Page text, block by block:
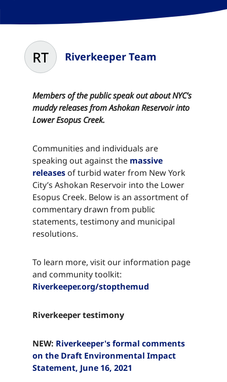
RT Riverkeeper Team
Members of the public speak out about NYC’s
muddy releases from Ashokan Reservoir into
Lower Esopus Creek.​​​​‌ ‍ ​‍​‍‌‍ ‌ ​‍‌‍‍‌‌‍‌ ‌‍‍‌‌‍ ‍​‍​‍​ ‍‍​‍​‍‌ ​ ‌‍​‌‌‍ ‍‌‍‍‌‌ ‌​‌ ‍‌​‍ ‍‌‍‍‌‌‍ ​‍​‍​‍ ​​‍​‍‌‍‍​‌ ​‍‌‍‌‌‌‍‌‍​‍​‍​ ‍‍​‍​‍‌‍‍​‌ ‌​‌ ‌​‌ ​​‌ ​ ​ ‍‍​‍ ​‍ ‌‍​ ‌‍ ‌‌ ​ ​‍ ‍‌‍ ‌‌‍​‌‌‍‍‌‌‍ ‍​‍ ‍​ ​‍​ ​​​ ​‍​ ‌​‌ ​‍‌‍‌‌‌‍‌​‌‍‌‌‌ ​ ‌‍‍‌‌‍‌ ‌‍ ‍​‍ ‍‌ ​‍‌‍‍‌‌ ‌‍‌‍‌‌‌ ​‍‌‍‍ ‌‍‌‌‌‍‌‌‌ ​​‌‍‌‌‌ ​‍​‍ ‍‌‍ ‌ ​‍‌‍‌ ​‍ ‌‍‍‌‌‍ ‍‌ ‌​‌‍‌‌‌‍ ‍‌ ‌​​‍ ‌‍‌‌‌‍‌​‌‍‍‌‌ ‌​​‍ ‌‍ ‌‌‍ ‌‍‌​‌‍‌‌​ ‌‌ ​​‌ ​‍‌‍‌‌‌ ​ ‌‍‌‌‌‍ ‍‌ ‌​‌‍​‌‌ ‌​‌‍‍‌‌‍ ‌‍ ‍​ ‍ ‌‍‍‌‌‍‌​​ ‌​ ‌ ​ ​‌​ ​‌​ ​‌​ ​ ‌‍​‌​ ​​​ ​ ​‍ ‌​ ​‌​ ‌​​ ‌‌‌‍​ ​‍ ‌​ ‌​‌‍​‍​ ‌‌​ ‌ ​‍ ‌‌‍​‍​ ​​​ ‌‍‌‍​ ​‍ ‌​ ​​​ ‌ ​ ‌‌​ ​​​ ‍‌​ ​ ​ ​‍‌‍‌‍​ ​​​ ‍‌​ ​‌‌‍​‌​ ‍ ‌ ‌​‌ ‍‌‌ ​​‌‍‌‌​ ‌‌‍​‌‌ ​‍‌ ‌​‌‍‍‌‌‍​ ‌‍ ​‌‍‌‌​ ‍ ‌ ​​‌‍​‌‌ ‌​‌‍‍​​ ‌‌‍​ ‌‍ ‌‍ ‍‌ ‌​‌‍‌‌‌‍ ‍‌ ‌​​‍‌‌​ ‌‌‌​​‍‌‌ ‌‍‍ ‌‍‌‌‌ ‍‌​‍‌‌​ ​ ‌​‌​​‍‌‌​ ​ ‌​‌​​‍‌‌​ ​‍​ ​‍‌‍‌‍​ ‌​‌‍​ ​ ‌‌‌‍​‍​ ‌ ‌‍‌​‌‍​ ​ ​‍​ ‌‍‌‍​ ‌‍‌​​‍‌‌​ ​‍​ ​‍​‍‌‌​ ‌‌‌​‌​​‍ ‍‌‍​ ‌‍‍​‌‍‍‌‌‍ ​‌‍‌​‌ ​‍‌‍‌‌‌‍ ‍​‍‌‌​ ‌‌‌​​‍‌‌ ‌‍‍ ‌‍‌‌‌ ‍‌​‍‌‌​ ​ ‌​‌​​‍‌‌​ ​ ‌​‌​​‍‌‌​ ​‍​ ​‍‌‍‌‍​ ‌​‌‍​ ​ ‌‌‌‍​‍​ ‌ ‌‍‌​‌‍​ ​ ​‍​ ‌‍‌‍​ ‌‍‌​​ ​​​‍‌‌​ ​‍​ ​‍​‍‌‌​ ‌‌‌​‌​​‍ ‍‌ ‌​‌‍‌‌‌ ‍​‌ ‌​​ ‌‍​‍‌‍​‌‌ ​ ‌‍‌‌‌‌‌‌‌ ​‍‌‍ ​​ ‌‌‍‍​‌ ‌​‌ ‌​‌ ​​‌ ​ ​‍‌‌​ ​ ‌​​‌​‍‌‌​ ​‍‌​‌‍​‍‌‌​ ​‍‌​‌‍‌‍​ ‌‍ ‌‌ ​ ​‍ ‍‌‍ ‌‌‍​‌‌‍‍‌‌‍ ‍​‍ ‍​ ​‍​ ​​​ ​‍​ ‌​‌ ​‍‌‍‌‌‌‍‌​‌‍‌‌‌ ​ ‌‍‍‌‌‍‌ ‌‍ ‍​‍ ‍‌ ​‍‌‍‍‌‌ ‌‍‌‍‌‌‌ ​‍‌‍‍ ‌‍‌‌‌‍‌‌‌ ​​‌‍‌‌‌ ​‍​‍ ‍‌‍ ‌ ​‍‌‍‌ ​‍‌‍‌‍‍‌‌‍‌​​ ‌​ ‌ ​ ​‌​ ​‌​ ​‌​ ​ ‌‍​‌​ ​​​ ​ ​‍ ‌​ ​‌​ ‌​​ ‌‌‌‍​ ​‍ ‌​ ‌​‌‍​‍​ ‌‌​ ‌ ​‍ ‌‌‍​‍​ ​​​ ‌‍‌‍​ ​‍ ‌​ ​​​ ‌ ​ ‌‌​ ​​​ ‍‌​ ​ ​ ​‍‌‍‌‍​ ​​​ ‍‌​ ​‌‌‍​‌​‍‌‍‌ ‌​‌ ‍‌‌ ​​‌‍‌‌​ ‌‌‍​‌‌ ​‍‌ ‌​‌‍‍‌‌‍​ ‌‍ ​‌‍‌‌​‍‌‍‌ ​​‌‍​‌‌ ‌​‌‍‍​​ ‌‌‍​ ‌‍ ‌‍ ‍‌ ‌​‌‍‌‌‌‍ ‍‌ ‌​​‍‌‌​ ‌‌‌​​‍‌‌ ‌‍‍ ‌‍‌‌‌ ‍‌​‍‌‌​ ​ ‌​‌​​‍‌‌​ ​ ‌​‌​​‍‌‌​ ​‍​ ​‍‌‍‌‍​ ‌​‌‍​ ​ ‌‌‌‍​‍​ ‌ ‌‍‌​‌‍​ ​ ​‍​ ‌‍‌‍​ ‌‍‌​​‍‌‌​ ​‍​ ​‍​‍‌‌​ ‌‌‌​‌​​‍ ‍‌‍​ ‌‍‍​‌‍‍‌‌‍ ​‌‍‌​‌ ​‍‌‍‌‌‌‍ ‍​‍‌‌​ ‌‌‌​​‍‌‌ ‌‍‍ ‌‍‌‌‌ ‍‌​‍‌‌​ ​ ‌​‌​​‍‌‌​ ​ ‌​‌​​‍‌‌​ ​‍​ ​‍‌‍‌‍​ ‌​‌‍​ ​ ‌‌‌‍​‍​ ‌ ‌‍‌​‌‍​ ​ ​‍​ ‌‍‌‍​ ‌‍‌​​ ​​​‍‌‌​ ​‍​ ​‍​‍‌‌​ ‌‌‌​‌​​‍ ‍‌ ‌​‌‍‌‌‌ ‍​‌ ‌​​‍‌‍‌ ​​‌‍‌‌‌ ​‍‌ ​ ‌ ​​‌‍‌‌‌‍​ ‌ ‌​‌‍‍‌‌ ‌‍‌‍‌‌​ ‌‌ ​​‌ ‌‌‌‍​‍‌‍ ​‌‍‍‌‌ ​ ‌‍‍​‌‍‌‌‌‍‌​​‍​‍‌ ‌
Communities and individuals are
speaking out against the ​​​​‌ ‍ ​‍​‍‌‍ ‌ ​‍‌‍‍‌‌‍‌ ‌‍‍‌‌‍ ‍​‍​‍​ ‍‍​‍​‍‌ ​ ‌‍​‌‌‍ ‍‌‍‍‌‌ ‌​‌ ‍‌​‍ ‍‌‍‍‌‌‍ ​‍​‍​‍ ​​‍​‍‌‍‍​‌ ​‍‌‍‌‌‌‍‌‍​‍​‍​ ‍‍​‍​‍‌‍‍​‌ ‌​‌ ‌​‌ ​​‌ ​ ​ ‍‍​‍ ​‍ ‌‍​ ‌‍ ‌‌ ​ ​‍ ‍‌‍ ‌‌‍​‌‌‍‍‌‌‍ ‍​‍ ‍​ ​‍​ ​​​ ​‍​ ‌​‌ ​‍‌‍‌‌‌‍‌​‌‍‌‌‌ ​ ‌‍‍‌‌‍‌ ‌‍ ‍​‍ ‍‌ ​‍‌‍‍‌‌ ‌‍‌‍‌‌‌ ​‍‌‍‍ ‌‍‌‌‌‍‌‌‌ ​​‌‍‌‌‌ ​‍​‍ ‍‌‍ ‌ ​‍‌‍‌ ​‍ ‌‍‍‌‌‍ ‍‌ ‌​‌‍‌‌‌‍ ‍‌ ‌​​‍ ‌‍‌‌‌‍‌​‌‍‍‌‌ ‌​​‍ ‌‍ ‌‌‍ ‌‍‌​‌‍‌‌​ ‌‌ ​​‌ ​‍‌‍‌‌‌ ​ ‌‍‌‌‌‍ ‍‌ ‌​‌‍​‌‌ ‌​‌‍‍‌‌‍ ‌‍ ‍​ ‍ ‌‍‍‌‌‍‌​​ ‌​ ‌ ​ ​‌​ ​‌​ ​‌​ ​ ‌‍​‌​ ​​​ ​ ​‍ ‌​ ​‌​ ‌​​ ‌‌‌‍​ ​‍ ‌​ ‌​‌‍​‍​ ‌‌​ ‌ ​‍ ‌‌‍​‍​ ​​​ ‌‍‌‍​ ​‍ ‌​ ​​​ ‌ ​ ‌‌​ ​​​ ‍‌​ ​ ​ ​‍‌‍‌‍​ ​​​ ‍‌​ ​‌‌‍​‌​ ‍ ‌ ‌​‌ ‍‌‌ ​​‌‍‌‌​ ‌‌‍​‌‌ ​‍‌ ‌​‌‍‍‌‌‍​ ‌‍ ​‌‍‌‌​ ‍ ‌ ​​‌‍​‌‌ ‌​‌‍‍​​ ‌‌‍​ ‌‍ ‌‍ ‍‌ ‌​‌‍‌‌‌‍ ‍‌ ‌​​‍‌‌​ ‌‌‌​​‍‌‌ ‌‍‍ ‌‍‌‌‌ ‍‌​‍‌‌​ ​ ‌​‌​​‍‌‌​ ​ ‌​‌​​‍‌‌​ ​‍​ ​‍​ ​​​ ‌ ​ ‌‌​ ​ ‌‍‌‍​ ​​‌‍​‌​ ​​​ ‌​​ ‌‌‌‍‌‍​ ​‌​‍‌‌​ ​‍​ ​‍​‍‌‌​ ‌‌‌​‌​​‍ ‍‌‍​ ‌‍‍​‌‍‍‌‌‍ ​‌‍‌​‌ ​‍‌‍‌‌‌‍ ‍​‍‌‌​ ‌‌‌​​‍‌‌ ‌‍‍ ‌‍‌‌‌ ‍‌​‍‌‌​ ​ ‌​‌​​‍‌‌​ ​ ‌​‌​​‍‌‌​ ​‍​ ​‍​ ​​​ ‌ ​ ‌‌​ ​ ‌‍‌‍​ ​​‌‍​‌​ ​​​ ‌​​ ‌‌‌‍‌‍​ ​‌​ ​​​‍‌‌​ ​‍​ ​‍​‍‌‌​ ‌‌‌​‌​​‍ ‍‌ ‌​‌‍‌‌‌ ‍​‌ ‌​​ ‌‍​‍‌‍​‌‌ ​ ‌‍‌‌‌‌‌‌‌ ​‍‌‍ ​​ ‌‌‍‍​‌ ‌​‌ ‌​‌ ​​‌ ​ ​‍‌‌​ ​ ‌​​‌​‍‌‌​ ​‍‌​‌‍​‍‌‌​ ​‍‌​‌‍‌‍​ ‌‍ ‌‌ ​ ​‍ ‍‌‍ ‌‌‍​‌‌‍‍‌‌‍ ‍​‍ ‍​ ​‍​ ​​​ ​‍​ ‌​‌ ​‍‌‍‌‌‌‍‌​‌‍‌‌‌ ​ ‌‍‍‌‌‍‌ ‌‍ ‍​‍ ‍‌ ​‍‌‍‍‌‌ ‌‍‌‍‌‌‌ ​‍‌‍‍ ‌‍‌‌‌‍‌‌‌ ​​‌‍‌‌‌ ​‍​‍ ‍‌‍ ‌ ​‍‌‍‌ ​‍‌‍‌‍‍‌‌‍‌​​ ‌​ ‌ ​ ​‌​ ​‌​ ​‌​ ​ ‌‍​‌​ ​​​ ​ ​‍ ‌​ ​‌​ ‌​​ ‌‌‌‍​ ​‍ ‌​ ‌​‌‍​‍​ ‌‌​ ‌ ​‍ ‌‌‍​‍​ ​​​ ‌‍‌‍​ ​‍ ‌​ ​​​ ‌ ​ ‌‌​ ​​​ ‍‌​ ​ ​ ​‍‌‍‌‍​ ​​​ ‍‌​ ​‌‌‍​‌​‍‌‍‌ ‌​‌ ‍‌‌ ​​‌‍‌‌​ ‌‌‍​‌‌ ​‍‌ ‌​‌‍‍‌‌‍​ ‌‍ ​‌‍‌‌​‍‌‍‌ ​​‌‍​‌‌ ‌​‌‍‍​​ ‌‌‍​ ‌‍ ‌‍ ‍‌ ‌​‌‍‌‌‌‍ ‍‌ ‌​​‍‌‌​ ‌‌‌​​‍‌‌ ‌‍‍ ‌‍‌‌‌ ‍‌​‍‌‌​ ​ ‌​‌​​‍‌‌​ ​ ‌​‌​​‍‌‌​ ​‍​ ​‍​ ​​​ ‌ ​ ‌‌​ ​ ‌‍‌‍​ ​​‌‍​‌​ ​​​ ‌​​ ‌‌‌‍‌‍​ ​‌​‍‌‌​ ​‍​ ​‍​‍‌‌​ ‌‌‌​‌​​‍ ‍‌‍​ ‌‍‍​‌‍‍‌‌‍ ​‌‍‌​‌ ​‍‌‍‌‌‌‍ ‍​‍‌‌​ ‌‌‌​​‍‌‌ ‌‍‍ ‌‍‌‌‌ ‍‌​‍‌‌​ ​ ‌​‌​​‍‌‌​ ​ ‌​‌​​‍‌‌​ ​‍​ ​‍​ ​​​ ‌ ​ ‌‌​ ​ ‌‍‌‍​ ​​‌‍​‌​ ​​​ ‌​​ ‌‌‌‍‌‍​ ​‌​ ​​​‍‌‌​ ​‍​ ​‍​‍‌‌​ ‌‌‌​‌​​‍ ‍‌ ‌​‌‍‌‌‌ ‍​‌ ‌​​‍‌‍‌ ​​‌‍‌‌‌ ​‍‌ ​ ‌ ​​‌‍‌‌‌‍​ ‌ ‌​‌‍‍‌‌ ‌‍‌‍‌‌​ ‌‌ ​​‌ ‌‌‌‍​‍‌‍ ​‌‍‍‌‌ ​ ‌‍‍​‌‍‌‌‌‍‌​​‍​‍‌ ‌ massive
releases​​​​‌ ‍ ​‍​‍‌‍ ‌ ​‍‌‍‍‌‌‍‌ ‌‍‍‌‌‍ ‍​‍​‍​ ‍‍​‍​‍‌ ​ ‌‍​‌‌‍ ‍‌‍‍‌‌ ‌​‌ ‍‌​‍ ‍‌‍‍‌‌‍ ​‍​‍​‍ ​​‍​‍‌‍‍​‌ ​‍‌‍‌‌‌‍‌‍​‍​‍​ ‍‍​‍​‍‌‍‍​‌ ‌​‌ ‌​‌ ​​‌ ​ ​ ‍‍​‍ ​‍ ‌‍​ ‌‍ ‌‌ ​ ​‍ ‍‌‍ ‌‌‍​‌‌‍‍‌‌‍ ‍​‍ ‍​ ​‍​ ​​​ ​‍​ ‌​‌ ​‍‌‍‌‌‌‍‌​‌‍‌‌‌ ​ ‌‍‍‌‌‍‌ ‌‍ ‍​‍ ‍‌ ​‍‌‍‍‌‌ ‌‍‌‍‌‌‌ ​‍‌‍‍ ‌‍‌‌‌‍‌‌‌ ​​‌‍‌‌‌ ​‍​‍ ‍‌‍ ‌ ​‍‌‍‌ ​‍ ‌‍‍‌‌‍ ‍‌ ‌​‌‍‌‌‌‍ ‍‌ ‌​​‍ ‌‍‌‌‌‍‌​‌‍‍‌‌ ‌​​‍ ‌‍ ‌‌‍ ‌‍‌​‌‍‌‌​ ‌‌ ​​‌ ​‍‌‍‌‌‌ ​ ‌‍‌‌‌‍ ‍‌ ‌​‌‍​‌‌ ‌​‌‍‍‌‌‍ ‌‍ ‍​ ‍ ‌‍‍‌‌‍‌​​ ‌​ ‌ ​ ​‌​ ​‌​ ​‌​ ​ ‌‍​‌​ ​​​ ​ ​‍ ‌​ ​‌​ ‌​​ ‌‌‌‍​ ​‍ ‌​ ‌​‌‍​‍​ ‌‌​ ‌ ​‍ ‌‌‍​‍​ ​​​ ‌‍‌‍​ ​‍ ‌​ ​​​ ‌ ​ ‌‌​ ​​​ ‍‌​ ​ ​ ​‍‌‍‌‍​ ​​​ ‍‌​ ​‌‌‍​‌​ ‍ ‌ ‌​‌ ‍‌‌ ​​‌‍‌‌​ ‌‌‍​‌‌ ​‍‌ ‌​‌‍‍‌‌‍​ ‌‍ ​‌‍‌‌​ ‍ ‌ ​​‌‍​‌‌ ‌​‌‍‍​​ ‌‌‍​ ‌‍ ‌‍ ‍‌ ‌​‌‍‌‌‌‍ ‍‌ ‌​​‍‌‌​ ‌‌‌​​‍‌‌ ‌‍‍ ‌‍‌‌‌ ‍‌​‍‌‌​ ​ ‌​‌​​‍‌‌​ ​ ‌​‌​​‍‌‌​ ​‍​ ​‍​ ​​​ ‌ ​ ‌‌​ ​ ‌‍‌‍​ ​​‌‍​‌​ ​​​ ‌​​ ‌‌‌‍‌‍​ ​‌​‍‌‌​ ​‍​ ​‍​‍‌‌​ ‌‌‌​‌​​‍ ‍‌‍​ ‌‍‍​‌‍‍‌‌‍ ​‌‍‌​‌ ​‍‌‍‌‌‌‍ ‍​‍‌‌​ ‌‌‌​​‍‌‌ ‌‍‍ ‌‍‌‌‌ ‍‌​‍‌‌​ ​ ‌​‌​​‍‌‌​ ​ ‌​‌​​‍‌‌​ ​‍​ ​‍​ ​​​ ‌ ​ ‌‌​ ​ ‌‍‌‍​ ​​‌‍​‌​ ​​​ ‌​​ ‌‌‌‍‌‍​ ​‌​ ​‌​‍‌‌​ ​‍​ ​‍​‍‌‌​ ‌‌‌​‌​​‍ ‍‌ ‌​‌‍‌‌‌ ‍​‌ ‌​​ ‌‍​‍‌‍​‌‌ ​ ‌‍‌‌‌‌‌‌‌ ​‍‌‍ ​​ ‌‌‍‍​‌ ‌​‌ ‌​‌ ​​‌ ​ ​‍‌‌​ ​ ‌​​‌​‍‌‌​ ​‍‌​‌‍​‍‌‌​ ​‍‌​‌‍‌‍​ ‌‍ ‌‌ ​ ​‍ ‍‌‍ ‌‌‍​‌‌‍‍‌‌‍ ‍​‍ ‍​ ​‍​ ​​​ ​‍​ ‌​‌ ​‍‌‍‌‌‌‍‌​‌‍‌‌‌ ​ ‌‍‍‌‌‍‌ ‌‍ ‍​‍ ‍‌ ​‍‌‍‍‌‌ ‌‍‌‍‌‌‌ ​‍‌‍‍ ‌‍‌‌‌‍‌‌‌ ​​‌‍‌‌‌ ​‍​‍ ‍‌‍ ‌ ​‍‌‍‌ ​‍‌‍‌‍‍‌‌‍‌​​ ‌​ ‌ ​ ​‌​ ​‌​ ​‌​ ​ ‌‍​‌​ ​​​ ​ ​‍ ‌​ ​‌​ ‌​​ ‌‌‌‍​ ​‍ ‌​ ‌​‌‍​‍​ ‌‌​ ‌ ​‍ ‌‌‍​‍​ ​​​ ‌‍‌‍​ ​‍ ‌​ ​​​ ‌ ​ ‌‌​ ​​​ ‍‌​ ​ ​ ​‍‌‍‌‍​ ​​​ ‍‌​ ​‌‌‍​‌​‍‌‍‌ ‌​‌ ‍‌‌ ​​‌‍‌‌​ ‌‌‍​‌‌ ​‍‌ ‌​‌‍‍‌‌‍​ ‌‍ ​‌‍‌‌​‍‌‍‌ ​​‌‍​‌‌ ‌​‌‍‍​​ ‌‌‍​ ‌‍ ‌‍ ‍‌ ‌​‌‍‌‌‌‍ ‍‌ ‌​​‍‌‌​ ‌‌‌​​‍‌‌ ‌‍‍ ‌‍‌‌‌ ‍‌​‍‌‌​ ​ ‌​‌​​‍‌‌​ ​ ‌​‌​​‍‌‌​ ​‍​ ​‍​ ​​​ ‌ ​ ‌‌​ ​ ‌‍‌‍​ ​​‌‍​‌​ ​​​ ‌​​ ‌‌‌‍‌‍​ ​‌​‍‌‌​ ​‍​ ​‍​‍‌‌​ ‌‌‌​‌​​‍ ‍‌‍​ ‌‍‍​‌‍‍‌‌‍ ​‌‍‌​‌ ​‍‌‍‌‌‌‍ ‍​‍‌‌​ ‌‌‌​​‍‌‌ ‌‍‍ ‌‍‌‌‌ ‍‌​‍‌‌​ ​ ‌​‌​​‍‌‌​ ​ ‌​‌​​‍‌‌​ ​‍​ ​‍​ ​​​ ‌ ​ ‌‌​ ​ ‌‍‌‍​ ​​‌‍​‌​ ​​​ ‌​​ ‌‌‌‍‌‍​ ​‌​ ​‌​‍‌‌​ ​‍​ ​‍​‍‌‌​ ‌‌‌​‌​​‍ ‍‌ ‌​‌‍‌‌‌ ‍​‌ ‌​​‍‌‍‌ ​​‌‍‌‌‌ ​‍‌ ​ ‌ ​​‌‍‌‌‌‍​ ‌ ‌​‌‍‍‌‌ ‌‍‌‍‌‌​ ‌‌ ​​‌ ‌‌‌‍​‍‌‍ ​‌‍‍‌‌ ​ ‌‍‍​‌‍‌‌‌‍‌​​‍​‍‌ ‌ of turbid water from New York
City’s Ashokan Reservoir into the Lower
Esopus Creek. Below is an assortment of
commentary drawn from public
statements, testimony and municipal
resolutions.​​​​‌ ‍ ​‍​‍‌‍ ‌ ​‍‌‍‍‌‌‍‌ ‌‍‍‌‌‍ ‍​‍​‍​ ‍‍​‍​‍‌ ​ ‌‍​‌‌‍ ‍‌‍‍‌‌ ‌​‌ ‍‌​‍ ‍‌‍‍‌‌‍ ​‍​‍​‍ ​​‍​‍‌‍‍​‌ ​‍‌‍‌‌‌‍‌‍​‍​‍​ ‍‍​‍​‍‌‍‍​‌ ‌​‌ ‌​‌ ​​‌ ​ ​ ‍‍​‍ ​‍ ‌‍​ ‌‍ ‌‌ ​ ​‍ ‍‌‍ ‌‌‍​‌‌‍‍‌‌‍ ‍​‍ ‍​ ​‍​ ​​​ ​‍​ ‌​‌ ​‍‌‍‌‌‌‍‌​‌‍‌‌‌ ​ ‌‍‍‌‌‍‌ ‌‍ ‍​‍ ‍‌ ​‍‌‍‍‌‌ ‌‍‌‍‌‌‌ ​‍‌‍‍ ‌‍‌‌‌‍‌‌‌ ​​‌‍‌‌‌ ​‍​‍ ‍‌‍ ‌ ​‍‌‍‌ ​‍ ‌‍‍‌‌‍ ‍‌ ‌​‌‍‌‌‌‍ ‍‌ ‌​​‍ ‌‍‌‌‌‍‌​‌‍‍‌‌ ‌​​‍ ‌‍ ‌‌‍ ‌‍‌​‌‍‌‌​ ‌‌ ​​‌ ​‍‌‍‌‌‌ ​ ‌‍‌‌‌‍ ‍‌ ‌​‌‍​‌‌ ‌​‌‍‍‌‌‍ ‌‍ ‍​ ‍ ‌‍‍‌‌‍‌​​ ‌​ ‌ ​ ​‌​ ​‌​ ​‌​ ​ ‌‍​‌​ ​​​ ​ ​‍ ‌​ ​‌​ ‌​​ ‌‌‌‍​ ​‍ ‌​ ‌​‌‍​‍​ ‌‌​ ‌ ​‍ ‌‌‍​‍​ ​​​ ‌‍‌‍​ ​‍ ‌​ ​​​ ‌ ​ ‌‌​ ​​​ ‍‌​ ​ ​ ​‍‌‍‌‍​ ​​​ ‍‌​ ​‌‌‍​‌​ ‍ ‌ ‌​‌ ‍‌‌ ​​‌‍‌‌​ ‌‌‍​‌‌ ​‍‌ ‌​‌‍‍‌‌‍​ ‌‍ ​‌‍‌‌​ ‍ ‌ ​​‌‍​‌‌ ‌​‌‍‍​​ ‌‌‍​ ‌‍ ‌‍ ‍‌ ‌​‌‍‌‌‌‍ ‍‌ ‌​​‍‌‌​ ‌‌‌​​‍‌‌ ‌‍‍ ‌‍‌‌‌ ‍‌​‍‌‌​ ​ ‌​‌​​‍‌‌​ ​ ‌​‌​​‍‌‌​ ​‍​ ​‍​ ​​​ ‌ ​ ‌‌​ ​ ‌‍‌‍​ ​​‌‍​‌​ ​​​ ‌​​ ‌‌‌‍‌‍​ ​‌​‍‌‌​ ​‍​ ​‍​‍‌‌​ ‌‌‌​‌​​‍ ‍‌‍​ ‌‍‍​‌‍‍‌‌‍ ​‌‍‌​‌ ​‍‌‍‌‌‌‍ ‍​‍‌‌​ ‌‌‌​​‍‌‌ ‌‍‍ ‌‍‌‌‌ ‍‌​‍‌‌​ ​ ‌​‌​​‍‌‌​ ​ ‌​‌​​‍‌‌​ ​‍​ ​‍​ ​​​ ‌ ​ ‌‌​ ​ ‌‍‌‍​ ​​‌‍​‌​ ​​​ ‌​​ ‌‌‌‍‌‍​ ​‌​ ​‍​‍‌‌​ ​‍​ ​‍​‍‌‌​ ‌‌‌​‌​​‍ ‍‌ ‌​‌‍‌‌‌ ‍​‌ ‌​​ ‌‍​‍‌‍​‌‌ ​ ‌‍‌‌‌‌‌‌‌ ​‍‌‍ ​​ ‌‌‍‍​‌ ‌​‌ ‌​‌ ​​‌ ​ ​‍‌‌​ ​ ‌​​‌​‍‌‌​ ​‍‌​‌‍​‍‌‌​ ​‍‌​‌‍‌‍​ ‌‍ ‌‌ ​ ​‍ ‍‌‍ ‌‌‍​‌‌‍‍‌‌‍ ‍​‍ ‍​ ​‍​ ​​​ ​‍​ ‌​‌ ​‍‌‍‌‌‌‍‌​‌‍‌‌‌ ​ ‌‍‍‌‌‍‌ ‌‍ ‍​‍ ‍‌ ​‍‌‍‍‌‌ ‌‍‌‍‌‌‌ ​‍‌‍‍ ‌‍‌‌‌‍‌‌‌ ​​‌‍‌‌‌ ​‍​‍ ‍‌‍ ‌ ​‍‌‍‌ ​‍‌‍‌‍‍‌‌‍‌​​ ‌​ ‌ ​ ​‌​ ​‌​ ​‌​ ​ ‌‍​‌​ ​​​ ​ ​‍ ‌​ ​‌​ ‌​​ ‌‌‌‍​ ​‍ ‌​ ‌​‌‍​‍​ ‌‌​ ‌ ​‍ ‌‌‍​‍​ ​​​ ‌‍‌‍​ ​‍ ‌​ ​​​ ‌ ​ ‌‌​ ​​​ ‍‌​ ​ ​ ​‍‌‍‌‍​ ​​​ ‍‌​ ​‌‌‍​‌​‍‌‍‌ ‌​‌ ‍‌‌ ​​‌‍‌‌​ ‌‌‍​‌‌ ​‍‌ ‌​‌‍‍‌‌‍​ ‌‍ ​‌‍‌‌​‍‌‍‌ ​​‌‍​‌‌ ‌​‌‍‍​​ ‌‌‍​ ‌‍ ‌‍ ‍‌ ‌​‌‍‌‌‌‍ ‍‌ ‌​​‍‌‌​ ‌‌‌​​‍‌‌ ‌‍‍ ‌‍‌‌‌ ‍‌​‍‌‌​ ​ ‌​‌​​‍‌‌​ ​ ‌​‌​​‍‌‌​ ​‍​ ​‍​ ​​​ ‌ ​ ‌‌​ ​ ‌‍‌‍​ ​​‌‍​‌​ ​​​ ‌​​ ‌‌‌‍‌‍​ ​‌​‍‌‌​ ​‍​ ​‍​‍‌‌​ ‌‌‌​‌​​‍ ‍‌‍​ ‌‍‍​‌‍‍‌‌‍ ​‌‍‌​‌ ​‍‌‍‌‌‌‍ ‍​‍‌‌​ ‌‌‌​​‍‌‌ ‌‍‍ ‌‍‌‌‌ ‍‌​‍‌‌​ ​ ‌​‌​​‍‌‌​ ​ ‌​‌​​‍‌‌​ ​‍​ ​‍​ ​​​ ‌ ​ ‌‌​ ​ ‌‍‌‍​ ​​‌‍​‌​ ​​​ ‌​​ ‌‌‌‍‌‍​ ​‌​ ​‍​‍‌‌​ ​‍​ ​‍​‍‌‌​ ‌‌‌​‌​​‍ ‍‌ ‌​‌‍‌‌‌ ‍​‌ ‌​​‍‌‍‌ ​​‌‍‌‌‌ ​‍‌ ​ ‌ ​​‌‍‌‌‌‍​ ‌ ‌​‌‍‍‌‌ ‌‍‌‍‌‌​ ‌‌ ​​‌ ‌‌‌‍​‍‌‍ ​‌‍‍‌‌ ​ ‌‍‍​‌‍‌‌‌‍‌​​‍​‍‌ ‌
To learn more, visit our information page
and community toolkit:
Riverkeeper.org/stopthemud​​​​‌ ‍ ​‍​‍‌‍ ‌ ​‍‌‍‍‌‌‍‌ ‌‍‍‌‌‍ ‍​‍​‍​ ‍‍​‍​‍‌ ​ ‌‍​‌‌‍ ‍‌‍‍‌‌ ‌​‌ ‍‌​‍ ‍‌‍‍‌‌‍ ​‍​‍​‍ ​​‍​‍‌‍‍​‌ ​‍‌‍‌‌‌‍‌‍​‍​‍​ ‍‍​‍​‍‌‍‍​‌ ‌​‌ ‌​‌ ​​‌ ​ ​ ‍‍​‍ ​‍ ‌‍​ ‌‍ ‌‌ ​ ​‍ ‍‌‍ ‌‌‍​‌‌‍‍‌‌‍ ‍​‍ ‍​ ​‍​ ​​​ ​‍​ ‌​‌ ​‍‌‍‌‌‌‍‌​‌‍‌‌‌ ​ ‌‍‍‌‌‍‌ ‌‍ ‍​‍ ‍‌ ​‍‌‍‍‌‌ ‌‍‌‍‌‌‌ ​‍‌‍‍ ‌‍‌‌‌‍‌‌‌ ​​‌‍‌‌‌ ​‍​‍ ‍‌‍ ‌ ​‍‌‍‌ ​‍ ‌‍‍‌‌‍ ‍‌ ‌​‌‍‌‌‌‍ ‍‌ ‌​​‍ ‌‍‌‌‌‍‌​‌‍‍‌‌ ‌​​‍ ‌‍ ‌‌‍ ‌‍‌​‌‍‌‌​ ‌‌ ​​‌ ​‍‌‍‌‌‌ ​ ‌‍‌‌‌‍ ‍‌ ‌​‌‍​‌‌ ‌​‌‍‍‌‌‍ ‌‍ ‍​ ‍ ‌‍‍‌‌‍‌​​ ‌​ ‌ ​ ​‌​ ​‌​ ​‌​ ​ ‌‍​‌​ ​​​ ​ ​‍ ‌​ ​‌​ ‌​​ ‌‌‌‍​ ​‍ ‌​ ‌​‌‍​‍​ ‌‌​ ‌ ​‍ ‌‌‍​‍​ ​​​ ‌‍‌‍​ ​‍ ‌​ ​​​ ‌ ​ ‌‌​ ​​​ ‍‌​ ​ ​ ​‍‌‍‌‍​ ​​​ ‍‌​ ​‌‌‍​‌​ ‍ ‌ ‌​‌ ‍‌‌ ​​‌‍‌‌​ ‌‌‍​‌‌ ​‍‌ ‌​‌‍‍‌‌‍​ ‌‍ ​‌‍‌‌​ ‍ ‌ ​​‌‍​‌‌ ‌​‌‍‍​​ ‌‌‍​ ‌‍ ‌‍ ‍‌ ‌​‌‍‌‌‌‍ ‍‌ ‌​​‍‌‌​ ‌‌‌​​‍‌‌ ‌‍‍ ‌‍‌‌‌ ‍‌​‍‌‌​ ​ ‌​‌​​‍‌‌​ ​ ‌​‌​​‍‌‌​ ​‍​ ​‍​ ​​​ ​​​ ​ ​ ​‌​ ​ ​ ‍‌​ ‌‍​ ‌‌‌‍​‍‌‍​‌​ ‍​‌‍‌‍​‍‌‌​ ​‍​ ​‍​‍‌‌​ ‌‌‌​‌​​‍ ‍‌‍​ ‌‍‍​‌‍‍‌‌‍ ​‌‍‌​‌ ​‍‌‍‌‌‌‍ ‍​‍‌‌​ ‌‌‌​​‍‌‌ ‌‍‍ ‌‍‌‌‌ ‍‌​‍‌‌​ ​ ‌​‌​​‍‌‌​ ​ ‌​‌​​‍‌‌​ ​‍​ ​‍​ ​​​ ​​​ ​ ​ ​‌​ ​ ​ ‍‌​ ‌‍​ ‌‌‌‍​‍‌‍​‌​ ‍​‌‍‌‍​ ​‌​‍‌‌​ ​‍​ ​‍​‍‌‌​ ‌‌‌​‌​​‍ ‍‌ ‌​‌‍‌‌‌ ‍​‌ ‌​​ ‌‍​‍‌‍​‌‌ ​ ‌‍‌‌‌‌‌‌‌ ​‍‌‍ ​​ ‌‌‍‍​‌ ‌​‌ ‌​‌ ​​‌ ​ ​‍‌‌​ ​ ‌​​‌​‍‌‌​ ​‍‌​‌‍​‍‌‌​ ​‍‌​‌‍‌‍​ ‌‍ ‌‌ ​ ​‍ ‍‌‍ ‌‌‍​‌‌‍‍‌‌‍ ‍​‍ ‍​ ​‍​ ​​​ ​‍​ ‌​‌ ​‍‌‍‌‌‌‍‌​‌‍‌‌‌ ​ ‌‍‍‌‌‍‌ ‌‍ ‍​‍ ‍‌ ​‍‌‍‍‌‌ ‌‍‌‍‌‌‌ ​‍‌‍‍ ‌‍‌‌‌‍‌‌‌ ​​‌‍‌‌‌ ​‍​‍ ‍‌‍ ‌ ​‍‌‍‌ ​‍‌‍‌‍‍‌‌‍‌​​ ‌​ ‌ ​ ​‌​ ​‌​ ​‌​ ​ ‌‍​‌​ ​​​ ​ ​‍ ‌​ ​‌​ ‌​​ ‌‌‌‍​ ​‍ ‌​ ‌​‌‍​‍​ ‌‌​ ‌ ​‍ ‌‌‍​‍​ ​​​ ‌‍‌‍​ ​‍ ‌​ ​​​ ‌ ​ ‌‌​ ​​​ ‍‌​ ​ ​ ​‍‌‍‌‍​ ​​​ ‍‌​ ​‌‌‍​‌​‍‌‍‌ ‌​‌ ‍‌‌ ​​‌‍‌‌​ ‌‌‍​‌‌ ​‍‌ ‌​‌‍‍‌‌‍​ ‌‍ ​‌‍‌‌​‍‌‍‌ ​​‌‍​‌‌ ‌​‌‍‍​​ ‌‌‍​ ‌‍ ‌‍ ‍‌ ‌​‌‍‌‌‌‍ ‍‌ ‌​​‍‌‌​ ‌‌‌​​‍‌‌ ‌‍‍ ‌‍‌‌‌ ‍‌​‍‌‌​ ​ ‌​‌​​‍‌‌​ ​ ‌​‌​​‍‌‌​ ​‍​ ​‍​ ​​​ ​​​ ​ ​ ​‌​ ​ ​ ‍‌​ ‌‍​ ‌‌‌‍​‍‌‍​‌​ ‍​‌‍‌‍​‍‌‌​ ​‍​ ​‍​‍‌‌​ ‌‌‌​‌​​‍ ‍‌‍​ ‌‍‍​‌‍‍‌‌‍ ​‌‍‌​‌ ​‍‌‍‌‌‌‍ ‍​‍‌‌​ ‌‌‌​​‍‌‌ ‌‍‍ ‌‍‌‌‌ ‍‌​‍‌‌​ ​ ‌​‌​​‍‌‌​ ​ ‌​‌​​‍‌‌​ ​‍​ ​‍​ ​​​ ​​​ ​ ​ ​‌​ ​ ​ ‍‌​ ‌‍​ ‌‌‌‍​‍‌‍​‌​ ‍​‌‍‌‍​ ​‌​‍‌‌​ ​‍​ ​‍​‍‌‌​ ‌‌‌​‌​​‍ ‍‌ ‌​‌‍‌‌‌ ‍​‌ ‌​​‍‌‍‌ ​​‌‍‌‌‌ ​‍‌ ​ ‌ ​​‌‍‌‌‌‍​ ‌ ‌​‌‍‍‌‌ ‌‍‌‍‌‌​ ‌‌ ​​‌ ‌‌‌‍​‍‌‍ ​‌‍‍‌‌ ​ ‌‍‍​‌‍‌‌‌‍‌​​‍​‍‌ ‌
Riverkeeper testimony​​​​‌ ‍ ​‍​‍‌‍ ‌ ​‍‌‍‍‌‌‍‌ ‌‍‍‌‌‍ ‍​‍​‍​ ‍‍​‍​‍‌ ​ ‌‍​‌‌‍ ‍‌‍‍‌‌ ‌​‌ ‍‌​‍ ‍‌‍‍‌‌‍ ​‍​‍​‍ ​​‍​‍‌‍‍​‌ ​‍‌‍‌‌‌‍‌‍​‍​‍​ ‍‍​‍​‍‌‍‍​‌ ‌​‌ ‌​‌ ​​‌ ​ ​ ‍‍​‍ ​‍ ‌‍​ ‌‍ ‌‌ ​ ​‍ ‍‌‍ ‌‌‍​‌‌‍‍‌‌‍ ‍​‍ ‍​ ​‍​ ​​​ ​‍​ ‌​‌ ​‍‌‍‌‌‌‍‌​‌‍‌‌‌ ​ ‌‍‍‌‌‍‌ ‌‍ ‍​‍ ‍‌ ​‍‌‍‍‌‌ ‌‍‌‍‌‌‌ ​‍‌‍‍ ‌‍‌‌‌‍‌‌‌ ​​‌‍‌‌‌ ​‍​‍ ‍‌‍ ‌ ​‍‌‍‌ ​‍ ‌‍‍‌‌‍ ‍‌ ‌​‌‍‌‌‌‍ ‍‌ ‌​​‍ ‌‍‌‌‌‍‌​‌‍‍‌‌ ‌​​‍ ‌‍ ‌‌‍ ‌‍‌​‌‍‌‌​ ‌‌ ​​‌ ​‍‌‍‌‌‌ ​ ‌‍‌‌‌‍ ‍‌ ‌​‌‍​‌‌ ‌​‌‍‍‌‌‍ ‌‍ ‍​ ‍ ‌‍‍‌‌‍‌​​ ‌​ ‌ ​ ​‌​ ​‌​ ​‌​ ​ ‌‍​‌​ ​​​ ​ ​‍ ‌​ ​‌​ ‌​​ ‌‌‌‍​ ​‍ ‌​ ‌​‌‍​‍​ ‌‌​ ‌ ​‍ ‌‌‍​‍​ ​​​ ‌‍‌‍​ ​‍ ‌​ ​​​ ‌ ​ ‌‌​ ​​​ ‍‌​ ​ ​ ​‍‌‍‌‍​ ​​​ ‍‌​ ​‌‌‍​‌​ ‍ ‌ ‌​‌ ‍‌‌ ​​‌‍‌‌​ ‌‌‍​‌‌ ​‍‌ ‌​‌‍‍‌‌‍​ ‌‍ ​‌‍‌‌​ ‍ ‌ ​​‌‍​‌‌ ‌​‌‍‍​​ ‌‌‍​ ‌‍ ‌‍ ‍‌ ‌​‌‍‌‌‌‍ ‍‌ ‌​​‍‌‌​ ‌‌‌​​‍‌‌ ‌‍‍ ‌‍‌‌‌ ‍‌​‍‌‌​ ​ ‌​‌​​‍‌‌​ ​ ‌​‌​​‍‌‌​ ​‍​ ​‍​ ‍​‌‍​‍​ ​​​ ‌​​ ​‌​ ‌ ‌‍​‍‌‍‌‍​ ​ ​ ‌‌​ ​‍​ ‌‌​‍‌‌​ ​‍​ ​‍​‍‌‌​ ‌‌‌​‌​​‍ ‍‌‍​ ‌‍‍​‌‍‍‌‌‍ ​‌‍‌​‌ ​‍‌‍‌‌‌‍ ‍​‍‌‌​ ‌‌‌​​‍‌‌ ‌‍‍ ‌‍‌‌‌ ‍‌​‍‌‌​ ​ ‌​‌​​‍‌‌​ ​ ‌​‌​​‍‌‌​ ​‍​ ​‍​ ‍​‌‍​‍​ ​​​ ‌​​ ​‌​ ‌ ‌‍​‍‌‍‌‍​ ​ ​ ‌‌​ ​‍​ ‌‌​ ​​​‍‌‌​ ​‍​ ​‍​‍‌‌​ ‌‌‌​‌​​‍ ‍‌ ‌​‌‍‌‌‌ ‍​‌ ‌​​ ‌‍​‍‌‍​‌‌ ​ ‌‍‌‌‌‌‌‌‌ ​‍‌‍ ​​ ‌‌‍‍​‌ ‌​‌ ‌​‌ ​​‌ ​ ​‍‌‌​ ​ ‌​​‌​‍‌‌​ ​‍‌​‌‍​‍‌‌​ ​‍‌​‌‍‌‍​ ‌‍ ‌‌ ​ ​‍ ‍‌‍ ‌‌‍​‌‌‍‍‌‌‍ ‍​‍ ‍​ ​‍​ ​​​ ​‍​ ‌​‌ ​‍‌‍‌‌‌‍‌​‌‍‌‌‌ ​ ‌‍‍‌‌‍‌ ‌‍ ‍​‍ ‍‌ ​‍‌‍‍‌‌ ‌‍‌‍‌‌‌ ​‍‌‍‍ ‌‍‌‌‌‍‌‌‌ ​​‌‍‌‌‌ ​‍​‍ ‍‌‍ ‌ ​‍‌‍‌ ​‍‌‍‌‍‍‌‌‍‌​​ ‌​ ‌ ​ ​‌​ ​‌​ ​‌​ ​ ‌‍​‌​ ​​​ ​ ​‍ ‌​ ​‌​ ‌​​ ‌‌‌‍​ ​‍ ‌​ ‌​‌‍​‍​ ‌‌​ ‌ ​‍ ‌‌‍​‍​ ​​​ ‌‍‌‍​ ​‍ ‌​ ​​​ ‌ ​ ‌‌​ ​​​ ‍‌​ ​ ​ ​‍‌‍‌‍​ ​​​ ‍‌​ ​‌‌‍​‌​‍‌‍‌ ‌​‌ ‍‌‌ ​​‌‍‌‌​ ‌‌‍​‌‌ ​‍‌ ‌​‌‍‍‌‌‍​ ‌‍ ​‌‍‌‌​‍‌‍‌ ​​‌‍​‌‌ ‌​‌‍‍​​ ‌‌‍​ ‌‍ ‌‍ ‍‌ ‌​‌‍‌‌‌‍ ‍‌ ‌​​‍‌‌​ ‌‌‌​​‍‌‌ ‌‍‍ ‌‍‌‌‌ ‍‌​‍‌‌​ ​ ‌​‌​​‍‌‌​ ​ ‌​‌​​‍‌‌​ ​‍​ ​‍​ ‍​‌‍​‍​ ​​​ ‌​​ ​‌​ ‌ ‌‍​‍‌‍‌‍​ ​ ​ ‌‌​ ​‍​ ‌‌​‍‌‌​ ​‍​ ​‍​‍‌‌​ ‌‌‌​‌​​‍ ‍‌‍​ ‌‍‍​‌‍‍‌‌‍ ​‌‍‌​‌ ​‍‌‍‌‌‌‍ ‍​‍‌‌​ ‌‌‌​​‍‌‌ ‌‍‍ ‌‍‌‌‌ ‍‌​‍‌‌​ ​ ‌​‌​​‍‌‌​ ​ ‌​‌​​‍‌‌​ ​‍​ ​‍​ ‍​‌‍​‍​ ​​​ ‌​​ ​‌​ ‌ ‌‍​‍‌‍‌‍​ ​ ​ ‌‌​ ​‍​ ‌‌​ ​​​‍‌‌​ ​‍​ ​‍​‍‌‌​ ‌‌‌​‌​​‍ ‍‌ ‌​‌‍‌‌‌ ‍​‌ ‌​​‍‌‍‌ ​​‌‍‌‌‌ ​‍‌ ​ ‌ ​​‌‍‌‌‌‍​ ‌ ‌​‌‍‍‌‌ ‌‍‌‍‌‌​ ‌‌ ​​‌ ‌‌‌‍​‍‌‍ ​‌‍‍‌‌ ​ ‌‍‍​‌‍‌‌‌‍‌​​‍​‍‌ ‌
NEW: Riverkeeper's formal comments
on the Draft Environmental Impact
Statement, June 16, 2021​​​​‌ ‍ ​‍​‍‌‍ ‌ ​‍‌‍‍‌‌‍‌ ‌‍‍‌‌‍ ‍​‍​‍​ ‍‍​‍​‍‌ ​ ‌‍​‌‌‍ ‍‌‍‍‌‌ ‌​‌ ‍‌​‍ ‍‌‍‍‌‌‍ ​‍​‍​‍ ​​‍​‍‌‍‍​‌ ​‍‌‍‌‌‌‍‌‍​‍​‍​ ‍‍​‍​‍‌‍‍​‌ ‌​‌ ‌​‌ ​​‌ ​ ​ ‍‍​‍ ​‍ ‌‍​ ‌‍ ‌‌ ​ ​‍ ‍‌‍ ‌‌‍​‌‌‍‍‌‌‍ ‍​‍ ‍​ ​‍​ ​​​ ​‍​ ‌​‌ ​‍‌‍‌‌‌‍‌​‌‍‌‌‌ ​ ‌‍‍‌‌‍‌ ‌‍ ‍​‍ ‍‌ ​‍‌‍‍‌‌ ‌‍‌‍‌‌‌ ​‍‌‍‍ ‌‍‌‌‌‍‌‌‌ ​​‌‍‌‌‌ ​‍​‍ ‍‌‍ ‌ ​‍‌‍‌ ​‍ ‌‍‍‌‌‍ ‍‌ ‌​‌‍‌‌‌‍ ‍‌ ‌​​‍ ‌‍‌‌‌‍‌​‌‍‍‌‌ ‌​​‍ ‌‍ ‌‌‍ ‌‍‌​‌‍‌‌​ ‌‌ ​​‌ ​‍‌‍‌‌‌ ​ ‌‍‌‌‌‍ ‍‌ ‌​‌‍​‌‌ ‌​‌‍‍‌‌‍ ‌‍ ‍​ ‍ ‌‍‍‌‌‍‌​​ ‌​ ‌ ​ ​‌​ ​‌​ ​‌​ ​ ‌‍​‌​ ​​​ ​ ​‍ ‌​ ​‌​ ‌​​ ‌‌‌‍​ ​‍ ‌​ ‌​‌‍​‍​ ‌‌​ ‌ ​‍ ‌‌‍​‍​ ​​​ ‌‍‌‍​ ​‍ ‌​ ​​​ ‌ ​ ‌‌​ ​​​ ‍‌​ ​ ​ ​‍‌‍‌‍​ ​​​ ‍‌​ ​‌‌‍​‌​ ‍ ‌ ‌​‌ ‍‌‌ ​​‌‍‌‌​ ‌‌‍​‌‌ ​‍‌ ‌​‌‍‍‌‌‍​ ‌‍ ​‌‍‌‌​ ‍ ‌ ​​‌‍​‌‌ ‌​‌‍‍​​ ‌‌‍​ ‌‍ ‌‍ ‍‌ ‌​‌‍‌‌‌‍ ‍‌ ‌​​‍‌‌​ ‌‌‌​​‍‌‌ ‌‍‍ ‌‍‌‌‌ ‍‌​‍‌‌​ ​ ‌​‌​​‍‌‌​ ​ ‌​‌​​‍‌‌​ ​‍​ ​‍​ ‌‍​ ‍‌‌‍​‌​ ‍‌‌‍‌‌​ ​ ​ ‍​​ ​‌‌‍‌‍​ ​​​ ​‍​ ‍‌​‍‌‌​ ​‍​ ​‍​‍‌‌​ ‌‌‌​‌​​‍ ‍‌‍​ ‌‍‍​‌‍‍‌‌‍ ​‌‍‌​‌ ​‍‌‍‌‌‌‍ ‍​‍‌‌​ ‌‌‌​​‍‌‌ ‌‍‍ ‌‍‌‌‌ ‍‌​‍‌‌​ ​ ‌​‌​​‍‌‌​ ​ ‌​‌​​‍‌‌​ ​‍​ ​‍​ ‌‍​ ‍‌‌‍​‌​ ‍‌‌‍‌‌​ ​ ​ ‍​​ ​‌‌‍‌‍​ ​​​ ​‍​ ‍‌​ ​‌​‍‌‌​ ​‍​ ​‍​‍‌‌​ ‌‌‌​‌​​‍ ‍‌ ‌​‌‍‌‌‌ ‍​‌ ‌​​ ‌‍​‍‌‍​‌‌ ​ ‌‍‌‌‌‌‌‌‌ ​‍‌‍ ​​ ‌‌‍‍​‌ ‌​‌ ‌​‌ ​​‌ ​ ​‍‌‌​ ​ ‌​​‌​‍‌‌​ ​‍‌​‌‍​‍‌‌​ ​‍‌​‌‍‌‍​ ‌‍ ‌‌ ​ ​‍ ‍‌‍ ‌‌‍​‌‌‍‍‌‌‍ ‍​‍ ‍​ ​‍​ ​​​ ​‍​ ‌​‌ ​‍‌‍‌‌‌‍‌​‌‍‌‌‌ ​ ‌‍‍‌‌‍‌ ‌‍ ‍​‍ ‍‌ ​‍‌‍‍‌‌ ‌‍‌‍‌‌‌ ​‍‌‍‍ ‌‍‌‌‌‍‌‌‌ ​​‌‍‌‌‌ ​‍​‍ ‍‌‍ ‌ ​‍‌‍‌ ​‍‌‍‌‍‍‌‌‍‌​​ ‌​ ‌ ​ ​‌​ ​‌​ ​‌​ ​ ‌‍​‌​ ​​​ ​ ​‍ ‌​ ​‌​ ‌​​ ‌‌‌‍​ ​‍ ‌​ ‌​‌‍​‍​ ‌‌​ ‌ ​‍ ‌‌‍​‍​ ​​​ ‌‍‌‍​ ​‍ ‌​ ​​​ ‌ ​ ‌‌​ ​​​ ‍‌​ ​ ​ ​‍‌‍‌‍​ ​​​ ‍‌​ ​‌‌‍​‌​‍‌‍‌ ‌​‌ ‍‌‌ ​​‌‍‌‌​ ‌‌‍​‌‌ ​‍‌ ‌​‌‍‍‌‌‍​ ‌‍ ​‌‍‌‌​‍‌‍‌ ​​‌‍​‌‌ ‌​‌‍‍​​ ‌‌‍​ ‌‍ ‌‍ ‍‌ ‌​‌‍‌‌‌‍ ‍‌ ‌​​‍‌‌​ ‌‌‌​​‍‌‌ ‌‍‍ ‌‍‌‌‌ ‍‌​‍‌‌​ ​ ‌​‌​​‍‌‌​ ​ ‌​‌​​‍‌‌​ ​‍​ ​‍​ ‌‍​ ‍‌‌‍​‌​ ‍‌‌‍‌‌​ ​ ​ ‍​​ ​‌‌‍‌‍​ ​​​ ​‍​ ‍‌​‍‌‌​ ​‍​ ​‍​‍‌‌​ ‌‌‌​‌​​‍ ‍‌‍​ ‌‍‍​‌‍‍‌‌‍ ​‌‍‌​‌ ​‍‌‍‌‌‌‍ ‍​‍‌‌​ ‌‌‌​​‍‌‌ ‌‍‍ ‌‍‌‌‌ ‍‌​‍‌‌​ ​ ‌​‌​​‍‌‌​ ​ ‌​‌​​‍‌‌​ ​‍​ ​‍​ ‌‍​ ‍‌‌‍​‌​ ‍‌‌‍‌‌​ ​ ​ ‍​​ ​‌‌‍‌‍​ ​​​ ​‍​ ‍‌​ ​‌​‍‌‌​ ​‍​ ​‍​‍‌‌​ ‌‌‌​‌​​‍ ‍‌ ‌​‌‍‌‌‌ ‍​‌ ‌​​‍‌‍‌ ​​‌‍‌‌‌ ​‍‌ ​ ‌ ​​‌‍‌‌‌‍​ ‌ ‌​‌‍‍‌‌ ‌‍‌‍‌‌​ ‌‌ ​​‌ ‌‌‌‍​‍‌‍ ​‌‍‍‌‌ ​ ‌‍‍​‌‍‌‌‌‍‌​​‍​‍‌ ‌